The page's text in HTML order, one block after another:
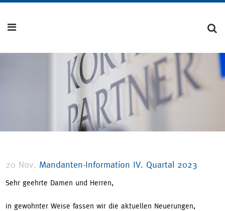
20 Nov. Mandanten-Information IV. Quartal 2023
Sehr geehrte Damen und Herren,
in gewohnter Weise fassen wir die aktuellen Neuerungen,